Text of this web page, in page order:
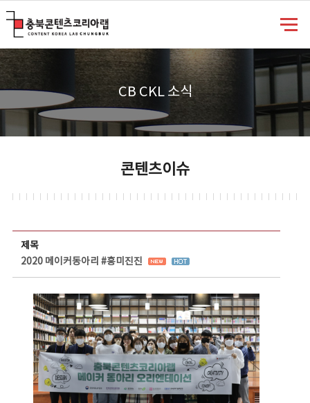
CB CKL 소식
콘텐츠이슈
제목
2020 메이커동아리 #흥미진진